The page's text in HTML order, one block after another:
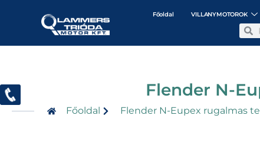
Főoldal VILLANYMOTOROK
Flender N-
Főoldal Flender N-Eupex rugalmas